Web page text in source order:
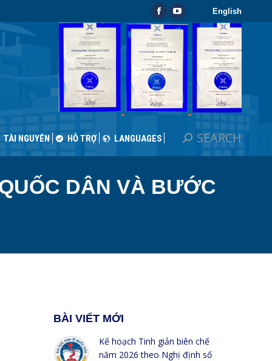
Facebook
page
opens
in
new
window
YouTube
page
opens
in
window
English
TÀI NGUYÊN HỖ TRỢ LANGUAGES Search:SEARCH
DÂN VÀ BƯỚC
BÀI VIẾT MỚI
Kế hoạch Tinh giản biên chế
năm 2026 theo Nghị định số
LANGUAGES Search:
SEARCH